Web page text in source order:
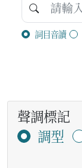
詞目音讀
聲調標記
調型